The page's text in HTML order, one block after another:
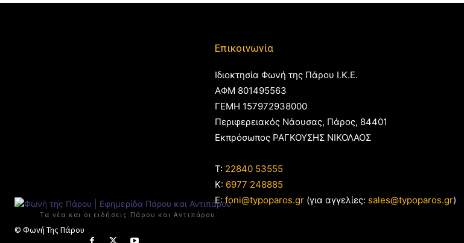
Τα νέα και οι ειδήσεις Πάρου και Αντιπάρου
© Φωνή Της Πάρου
Επικοινωνία
Ιδιοκτησία Φωνή της Πάρου Ι.Κ.Ε.
ΑΦΜ 801495563
ΓΕΜΗ 157972938000
Περιφερειακός Νάουσας, Πάρος, 84401
Εκπρόσωπος ΡΑΓΚΟΥΣΗΣ ΝΙΚΟΛΑΟΣ
T: 22840 53555
Κ: 6977 248885
E:foni@typoparos.gr(για αγγελίες: sales@typoparos.gr)